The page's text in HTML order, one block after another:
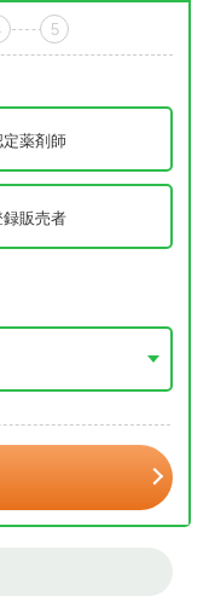
5
定薬剤師
録販売者